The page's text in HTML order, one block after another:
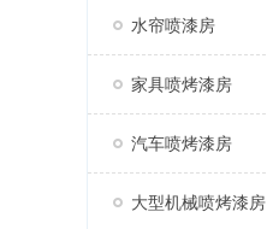
水帘喷漆房
家具喷烤漆房
汽车喷烤漆房
大型机械喷烤漆房